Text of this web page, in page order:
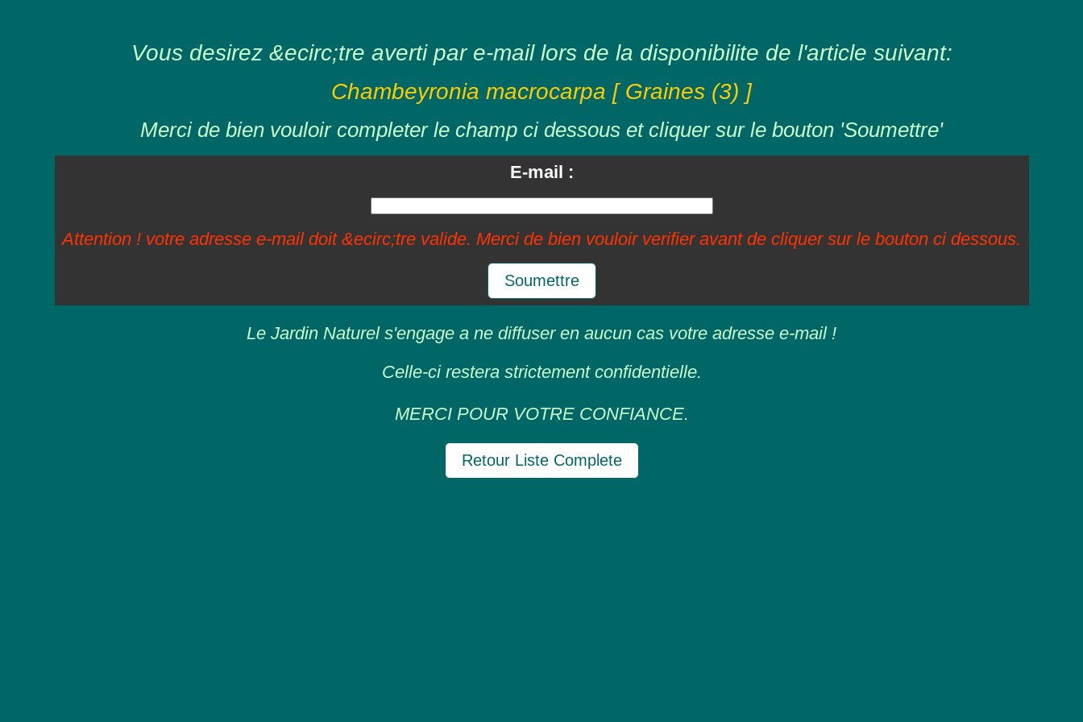
Vous desirez &ecirc;tre averti par e-mail lors de la disponibilite de l'article suivant:
Chambeyronia macrocarpa [ Graines (3) ]
Merci de bien vouloir completer le champ ci dessous et cliquer sur le bouton 'Soumettre'
E-mail :
Attention ! votre adresse e-mail doit &ecirc;tre valide. Merci de bien vouloir verifier avant de cliquer sur le bouton ci dessous.
Soumettre
Le Jardin Naturel s'engage a ne diffuser en aucun cas votre adresse e-mail !
Celle-ci restera strictement confidentielle.
MERCI POUR VOTRE CONFIANCE.
Retour Liste Complete